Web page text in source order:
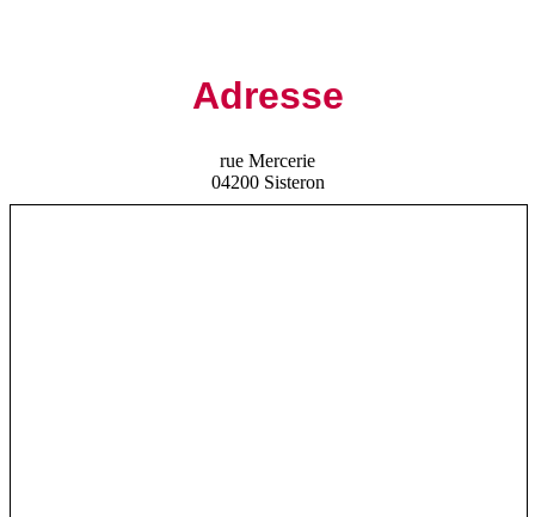
Adresse
rue Mercerie
04200 Sisteron